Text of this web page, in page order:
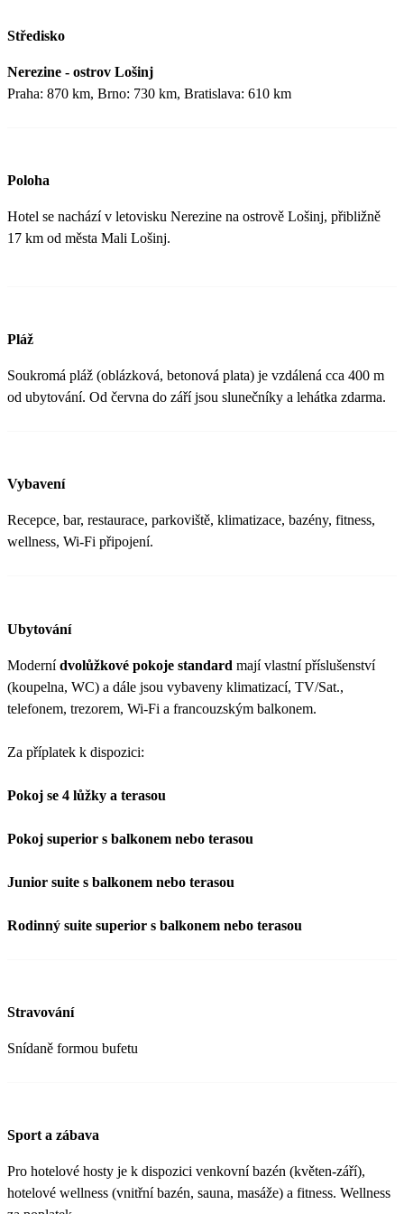
Středisko
Nerezine - ostrov Lošinj
Praha: 870 km, Brno: 730 km, Bratislava: 610 km
Poloha
Hotel se nachází v letovisku Nerezine na ostrově Lošinj, přibližně
17 km od města Mali Lošinj.
Pláž
Soukromá pláž (oblázková, betonová plata) je vzdálená cca 400 m
od ubytování. Od června do září jsou slunečníky a lehátka zdarma.
Vybavení
Recepce, bar, restaurace, parkoviště, klimatizace, bazény, fitness,
wellness, Wi-Fi připojení.
Ubytování
Modernídvolůžkové pokoje standard mají vlastní příslušenství
(koupelna, WC) a dále jsou vybaveny klimatizací, TV/Sat.,
telefonem, trezorem, Wi-Fi a francouzským balkonem.
Za příplatek k dispozici:
Pokoj se 4 lůžky a terasou
Pokoj superior s balkonem nebo terasou
Junior suite s balkonem nebo terasou
Rodinný suite superior s balkonem nebo terasou
Stravování
Snídaně formou bufetu
Sport a zábava
Pro hotelové hosty je k dispozici venkovní bazén (květen-září),
hotelové wellness (vnitřní bazén, sauna, masáže) a fitness. Wellness